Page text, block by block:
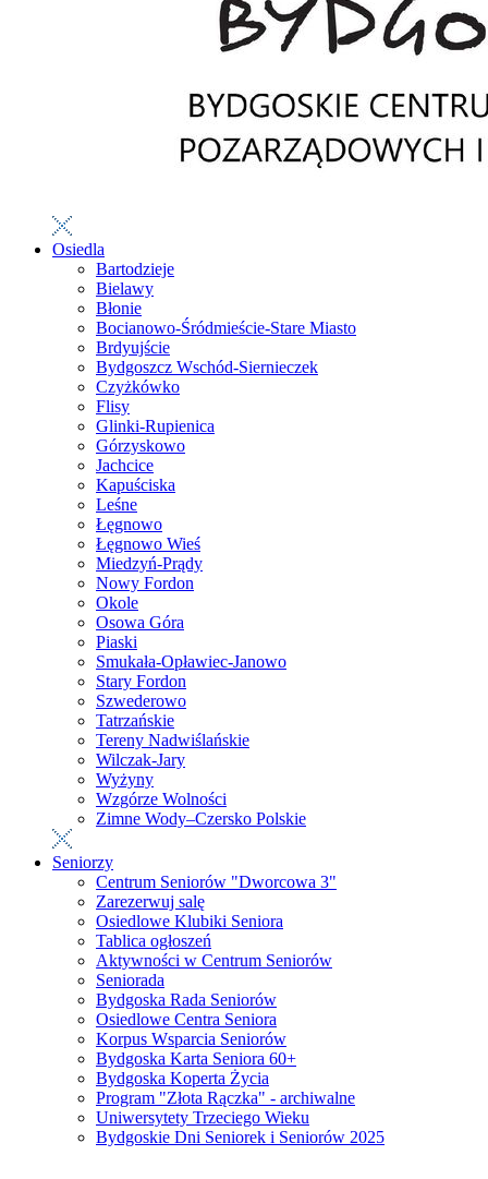
Osiedla
Bartodzieje
Bielawy
Błonie
Bocianowo-Śródmieście-Stare Miasto
Brdyujście
Bydgoszcz Wschód-Siernieczek
Czyżkówko
Flisy
Glinki-Rupienica
Górzyskowo
Jachcice
Kapuściska
Leśne
Łęgnowo
Łęgnowo Wieś
Miedzyń-Prądy
Nowy Fordon
Okole
Osowa Góra
Piaski
Smukała-Opławiec-Janowo
Stary Fordon
Szwederowo
Tatrzańskie
Tereny Nadwiślańskie
Wilczak-Jary
Wyżyny
Wzgórze Wolności
Zimne Wody–Czersko Polskie
Seniorzy
Centrum Seniorów "Dworcowa 3"
Zarezerwuj salę
Osiedlowe Klubiki Seniora
Tablica ogłoszeń
Aktywności w Centrum Seniorów
Seniorada
Bydgoska Rada Seniorów
Osiedlowe Centra Seniora
Korpus Wsparcia Seniorów
Bydgoska Karta Seniora 60+
Bydgoska Koperta Życia
Program "Złota Rączka" - archiwalne
Uniwersytety Trzeciego Wieku
Bydgoskie Dni Seniorek i Seniorów 2025